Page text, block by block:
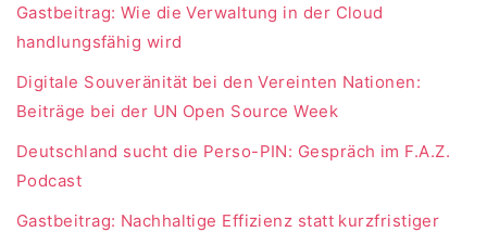
Gastbeitrag: Wie die Verwaltung in der Cloud
handlungsfähig wird
Digitale Souveränität bei den Vereinten Nationen:
Beiträge bei der UN Open Source Week
Deutschland sucht die Perso-PIN: Gespräch im F.A.Z.
Podcast
Gastbeitrag: Nachhaltige Effizienz statt kurzfristiger